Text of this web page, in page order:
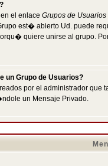
el enlace Grupos de Usuarios
est� abierto Ud. puede
quiere unirse al grupo.
un Grupo de Usuarios?
por el administrador
un Mensaje Privado.